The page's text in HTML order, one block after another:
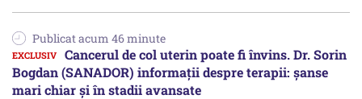
Publicat acum 46 minute
Cancerul de col uterin poate fi învins. Dr. Sorin
Bogdan (SANADOR) informații despre terapii: șanse
mari chiar și în stadii avansate